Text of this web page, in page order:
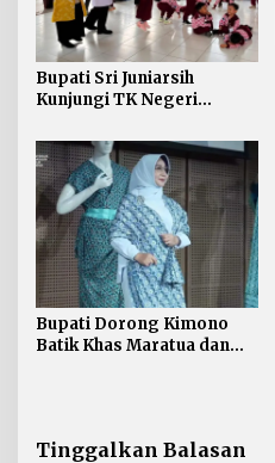
Bupati Sri Juniarsih
Kunjungi TK Negeri
Tanamkan Semangat
Belajar Sejak Dini
Bupati Dorong Kimono
Batik Khas Maratua dan
Tinggalkan Balasan